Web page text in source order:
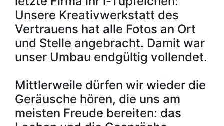
Unsere Kreativwerkstatt des
Vertrauens hat alle Fotos an Ort
und Stelle angebracht. Damit war
unser Umbau endgültig vollendet.
Mittlerweile dürfen wir wieder die
Geräusche hören, die uns am
meisten Freude bereiten: das